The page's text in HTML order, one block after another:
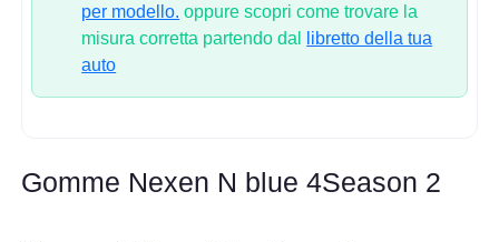
per modello. oppure scopri come trovare la
misura corretta partendo dal
libretto della tua
auto
Gomme Nexen N blue 4Season 2